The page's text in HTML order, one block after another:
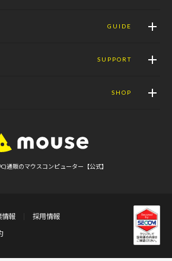
GUIDE
SUPPORT
SHOP
通販のマウスコンピューター【公式】
情報
採用情報